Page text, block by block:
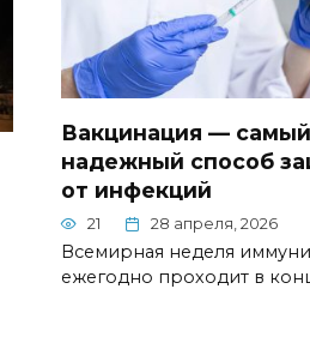
Вакцинация — самый
надежный способ
от инфекций
21 28 апреля, 2026
Всемирная неделя
ежегодно проходит в